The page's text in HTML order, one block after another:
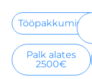
Tööpakkumised
Palk alates
2500€